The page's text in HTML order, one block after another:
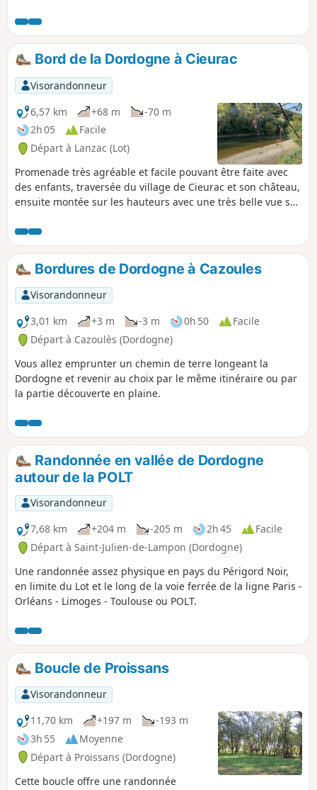
d'oiseaux, ses passages ombragés et divers et sa
tranquillité de promenade.
Bord de la Dordogne à Cieurac
Visorandonneur
6,57 km
+68 m
-70 m
2h 05
Facile
Départ à Lanzac (Lot)
Promenade très agréable et facile pouvant être faite avec
des enfants, traversée du village de Cieurac et son château,
ensuite montée sur les hauteurs avec une très belle vue sur
longer la Dordogne avec possibilité de se baigner l'été.
Bordures de Dordogne à Cazoules
Visorandonneur
3,01 km
+3 m -3 m 0h 50
Facile
Départ à Cazoulès (Dordogne)
Vous allez emprunter un chemin de terre longeant la
Dordogne et revenir au choix par le même itinéraire ou par
la partie découverte en plaine.
Randonnée en vallée de Dordogne
autour de la POLT
Visorandonneur
7,68 km
+204 m -205 m 2h 45
Facile
Départ à Saint-Julien-de-Lampon (Dordogne)
Une randonnée assez physique en pays du Périgord Noir,
en limite du Lot et le long de la voie ferrée de la ligne Paris -
Orléans - Limoges - Toulouse ou POLT.
Boucle de Proissans
Visorandonneur
11,70 km
+197 m
-193 m
3h 55
Moyenne
Départ à Proissans (Dordogne)
Cette boucle offre une randonnée